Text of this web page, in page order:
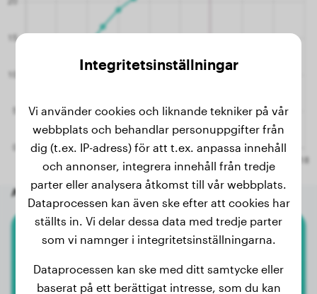
Andra slumpmässiga hundar
Pyreneisk Bergshund
Jack
Integritetsinställningar
Vi använder cookies och liknande tekniker på vår
webbplats och behandlar personuppgifter från
dig (t.ex. IP-adress) för att t.ex. anpassa innehåll
och annonser, integrera innehåll från tredje
parter eller analysera åtkomst till vår webbplats.
Dataprocessen kan även ske efter att cookies har
ställts in. Vi delar dessa data med tredje parter
som vi namnger i integritetsinställningarna.
Dataprocessen kan ske med ditt samtycke eller
baserat på ett berättigat intresse, som du kan